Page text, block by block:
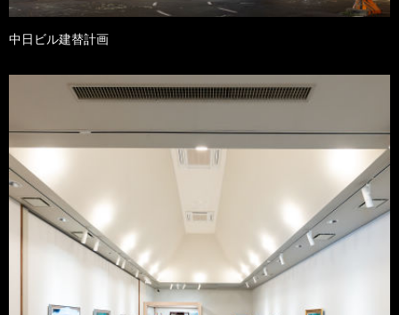
中日ビル建替計画